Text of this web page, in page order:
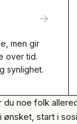
→
men gir
over tid.
synlighet.
du noe folk
start i